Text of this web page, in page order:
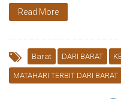
Read More
Barat DARI BARAT
MATAHARI TERBIT DARI BARAT